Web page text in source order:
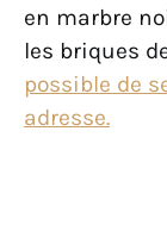
en marbre
les briques
possible de
adresse.